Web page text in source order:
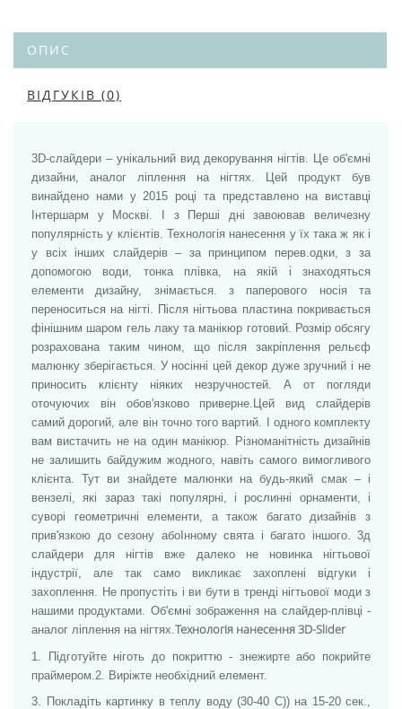
ОПИС
ВІДГУКІВ (0)
3D-слайдери – унікальний вид декорування нігтів. Це об'ємні
дизайни, аналог ліплення на нігтях. Цей продукт був
винайдено нами у 2015 році та представлено на виставці
Інтершарм у Москві. І з Перші дні завоював величезну
популярність у клієнтів. Технологія нанесення у їх така ж як і
у всіх інших слайдерів – за принципом перев.одки, з за
допомогою води, тонка плівка, на якій і знаходяться
елементи дизайну, знімається. з паперового носія та
переноситься на нігті. Після нігтьова пластина покривається
фінішним шаром гель лаку та манікюр готовий. Розмір обсягу
розрахована таким чином, що після закріплення рельєф
малюнку зберігається. У носінні цей декор дуже зручний і не
приносить клієнту ніяких незручностей. А от погляди
оточуючих він обов'язково приверне. Цей вид слайдерів
самий дорогий, але він точно того вартий. І одного комплекту
вам вистачить не на один манікюр. Різноманітність дизайнів
не залишить байдужим жодного, навіть самого вимогливого
клієнта. Тут ви знайдете малюнки на будь-який смак – і
вензелі, які зараз такі популярні, і рослинні орнаменти, і
суворі геометричні елементи, а також багато дизайнів з
прив'язкою до сезону абоІнному свята і багато іншого. 3д
слайдери для нігтів вже далеко не новинка нігтьової
індустрії, але так само викликає захоплені відгуки і
захоплення. Не пропустіть і ви бути в тренді нігтьової моди з
нашими продуктами. Об'ємні зображення на слайдер-плівці -
аналог ліплення на нігтях.Технологія нанесення 3D-Slider
1. Підготуйте ніготь до покриттю - знежирте або покрийте
праймером. 2. Виріжте необхідний елемент.
3. Покладіть картинку в теплу воду (30-40 С)) на 15-20 сек.,